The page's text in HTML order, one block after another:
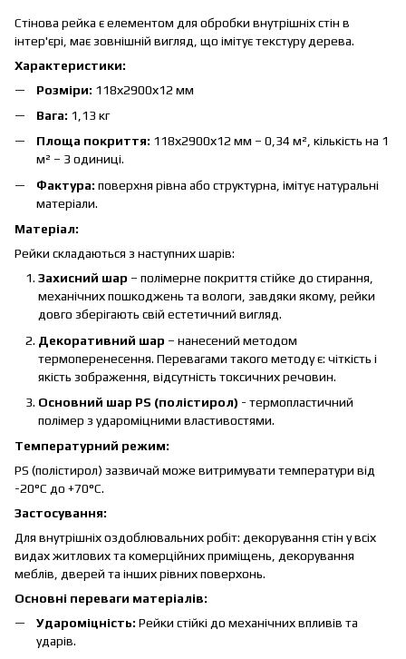
Стінова рейка є елементом для обробки внутрішніх стін в
інтер'єрі, має зовнішній вигляд, що імітує текстуру дерева.
Характеристики:
Розміри: 118х2900х12 мм
Вага: 1,13 кг
Площа покриття: 118х2900х12 мм – 0,34 м², кількість на 1
м² – 3 одиниці.
Фактура: поверхня рівна або структурна, імітує натуральні
матеріали.
Матеріал:
Рейки складаються з наступних шарів:
Захисний шар – полімерне покриття стійке до стирання,
механічних пошкоджень та вологи, завдяки якому, рейки
довго зберігають свій естетичний вигляд.
Декоративний шар – нанесений методом
термоперенесення. Перевагами такого методу є: чіткість і
якість зображення, відсутність токсичних речовин.
Основний шар PS (полістирол) - термопластичний
полімер з удароміцними властивостями.
Температурний режим:
PS (полістирол) зазвичай може витримувати температури від
-20°C до +70°C.
Застосування:
Для внутрішніх оздоблювальних робіт: декорування стін у всіх
видах житлових та комерційних приміщень, декорування
меблів, дверей та інших рівних поверхонь.
Основні переваги матеріалів:
Удароміцність: Рейки стійкі до механічних впливів та
ударів.